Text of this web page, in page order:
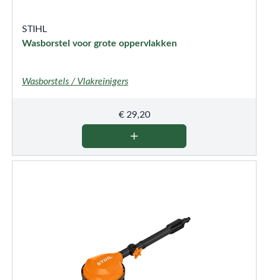
STIHL
Wasborstel voor grote oppervlakken
Wasborstels / Vlakreinigers
€29,20